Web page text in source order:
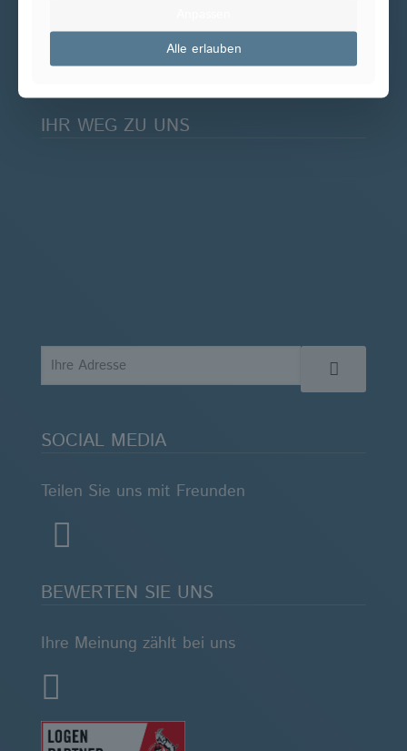
Samstags nach Vereinbarung
IHR WEG ZU UNS
SOCIAL MEDIA
Teilen Sie uns mit Freunden
BEWERTEN SIE UNS
Ihre Meinung zählt bei uns
Alle erlauben